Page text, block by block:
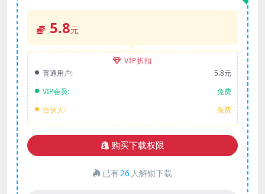
5.8元
VIP折扣
普通用户:
5.8元
VIP会员:
免费
合伙人:
免费
购买下载权限
已有26 人解锁下载